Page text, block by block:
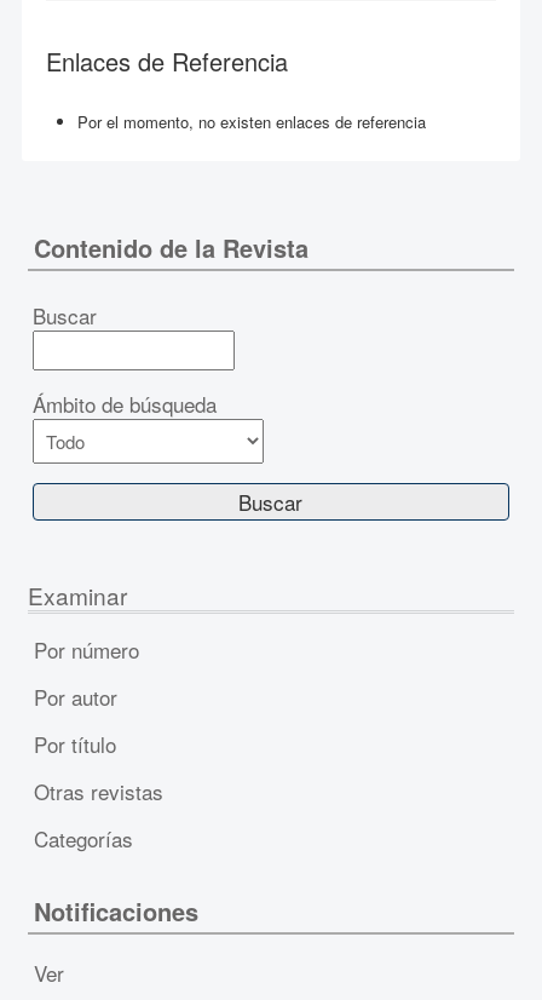
Enlaces de Referencia
Por el momento, no existen enlaces de referencia
Contenido de la Revista
Buscar
Ámbito de búsqueda
Examinar
Por número
Por autor
Por título
Otras revistas
Categorías
Notificaciones
Ver